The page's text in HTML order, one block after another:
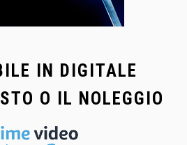
IN DIGITALE
O IL NOLEGGIO